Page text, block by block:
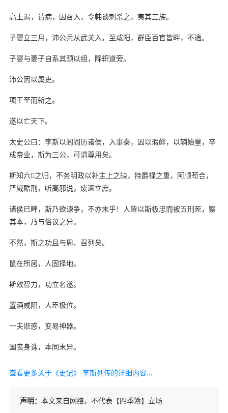
高上谒，请病，因召入，令韩谈刺杀之，夷其三族。
子婴立三月，沛公兵从武关入，至咸阳，群臣百官皆畔，不適。
子婴与妻子自系其颈以组，降轵道旁。
沛公因以属吏。
项王至而斩之。
遂以亡天下。
太史公曰：李斯以闾阎历诸侯，入事秦，因以瑕衅，以辅始皇，卒
成帝业，斯为三公，可谓尊用矣。
斯知六之归，不务明政以补主上之缺，持爵禄之重，阿顺苟合，
严威酷刑，听高邪说，废適立庶。
诸侯已畔，斯乃欲谏争，不亦末乎！人皆以斯极忠而被五刑死，察
其本，乃与俗议之异。
不然，斯之功且与周、召列矣。
鼠在所居，人固择地。
斯效智力，功立名遂。
置酒咸阳，人臣极位。
一夫诳惑，变易神器。
国丧身诛，本同末异。
查看更多关于《史记》 李斯列传的详细内容...
声明： 本文来自网络，不代表【四季簿】立场